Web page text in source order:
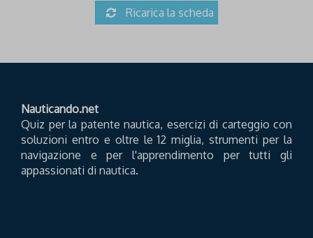
Ricarica la scheda
Nauticando.net
Quiz per la patente nautica, esercizi di carteggio con
soluzioni entro e oltre le 12 miglia, strumenti per la
navigazione e per l'apprendimento per tutti gli
appassionati di nautica.